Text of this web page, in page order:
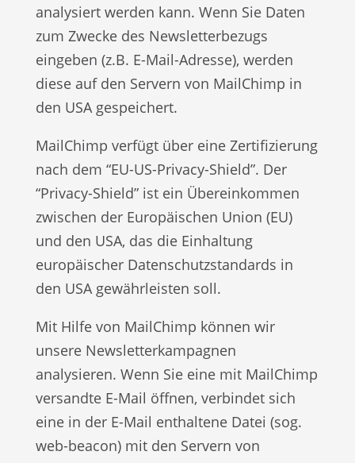
analysiert werden kann. Wenn Sie Daten
zum Zwecke des Newsletterbezugs
eingeben (z.B. E-Mail-Adresse), werden
diese auf den Servern von MailChimp in
den USA gespeichert.
MailChimp verfügt über eine Zertifizierung
nach dem “EU-US-Privacy-Shield”. Der
“Privacy-Shield” ist ein Übereinkommen
zwischen der Europäischen Union (EU)
und den USA, das die Einhaltung
europäischer Datenschutzstandards in
den USA gewährleisten soll.
Mit Hilfe von MailChimp können wir
unsere Newsletterkampagnen
analysieren. Wenn Sie eine mit MailChimp
versandte E-Mail öffnen, verbindet sich
eine in der E-Mail enthaltene Datei (sog.
web-beacon) mit den Servern von